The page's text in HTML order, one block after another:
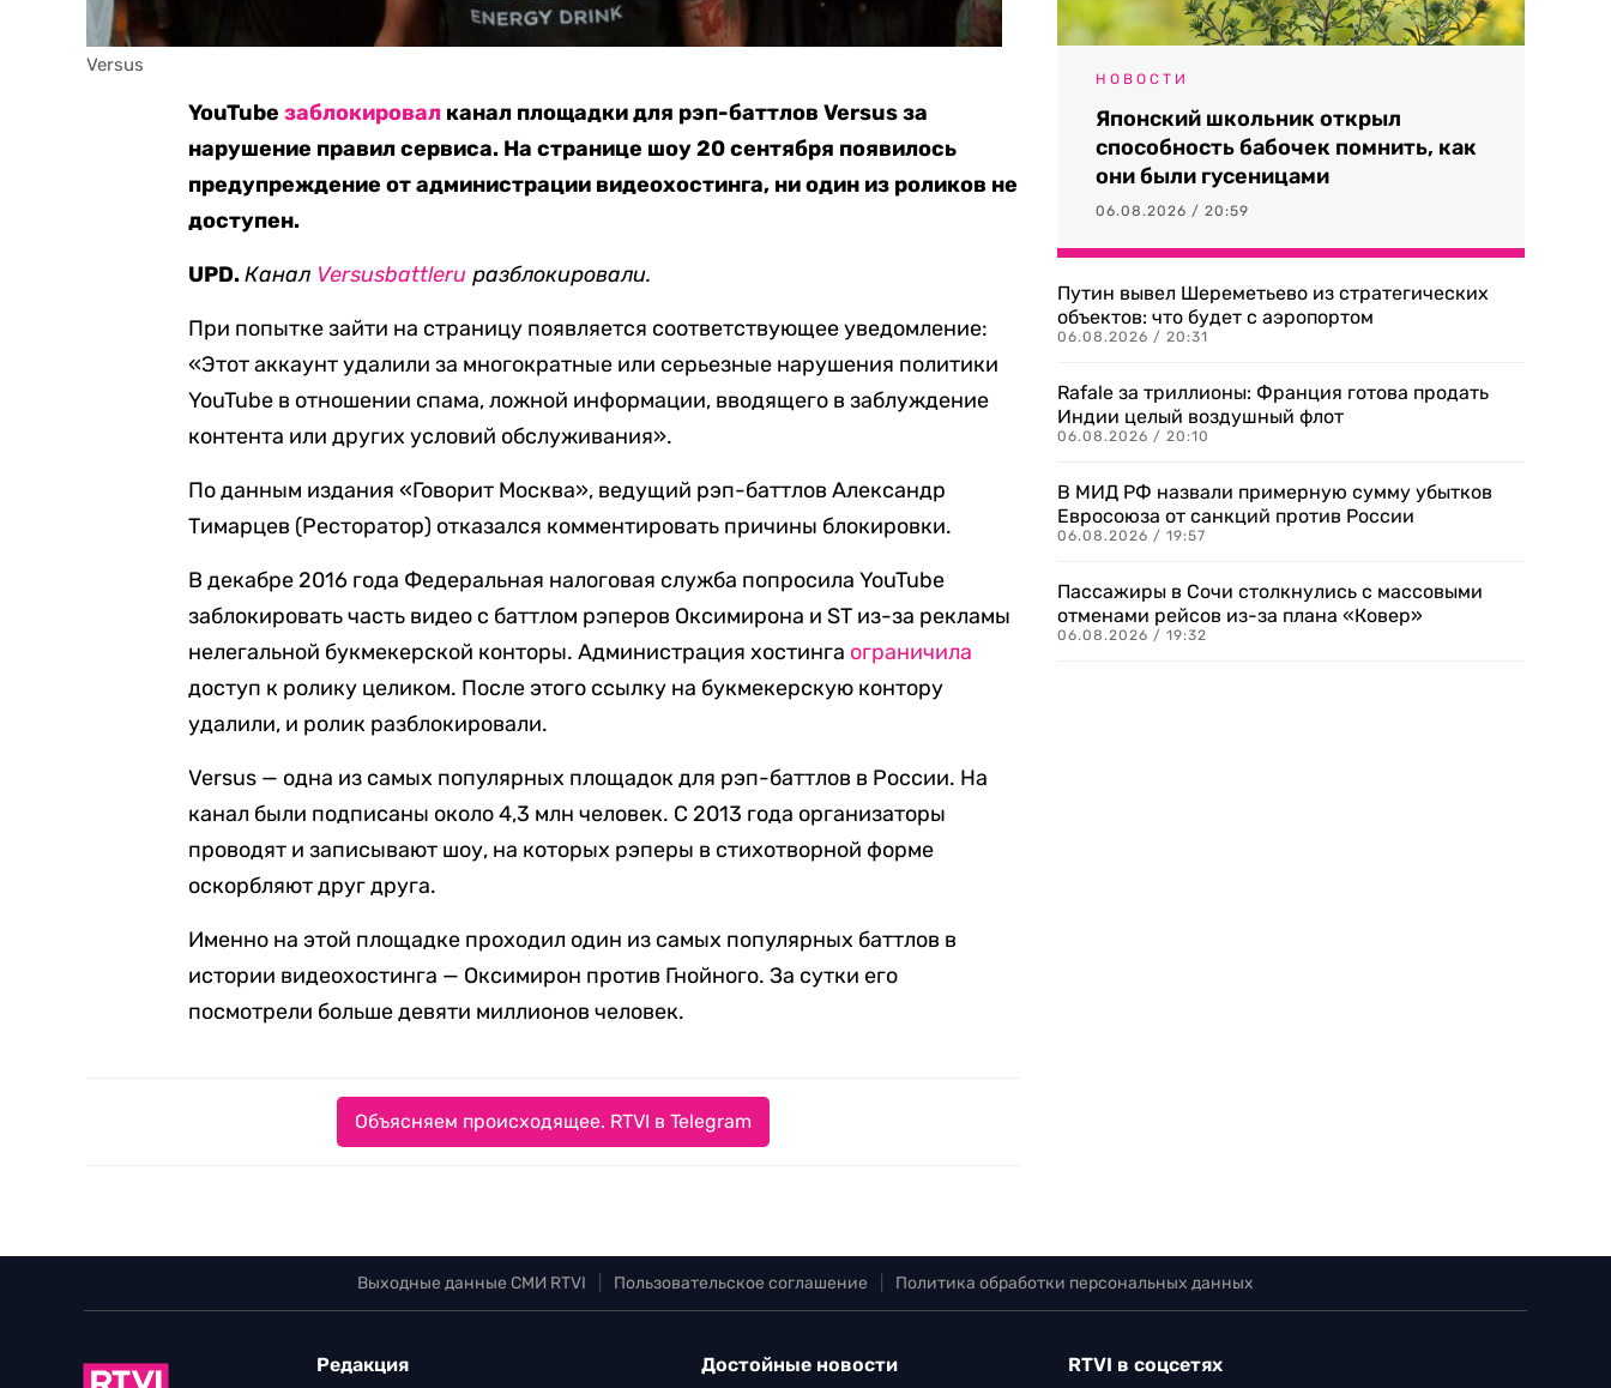
Versus
YouTubeзаблокировал канал площадки для рэп-баттлов Versus за
нарушение правил сервиса. На странице шоу 20 сентября появилось
предупреждение от администрации видеохостинга, ни один из роликов не
доступен.
UPD. Канал Versusbattleru разблокировали.
При попытке зайти на страницу появляется соответствующее уведомление:
«Этот аккаунт удалили за многократные или серьезные нарушения политики
YouTube в отношении спама, ложной информации, вводящего в заблуждение
контента или других условий обслуживания».
По данным издания «Говорит Москва», ведущий рэп-баттлов Александр
Тимарцев (Ресторатор) отказался комментировать причины блокировки.
В декабре 2016 года Федеральная налоговая служба попросила YouTube
заблокировать часть видео с баттлом рэперов Оксимирона и ST из-за рекламы
нелегальной букмекерской конторы. Администрация хостинга ограничила
доступ к ролику целиком. После этого ссылку на букмекерскую контору
удалили, и ролик разблокировали.
Versus — одна из самых популярных площадок для рэп-баттлов в России. На
канал были подписаны около 4,3 млн человек. С 2013 года организаторы
проводят и записывают шоу, на которых рэперы в стихотворной форме
оскорбляют друг друга.
Именно на этой площадке проходил один из самых популярных баттлов в
истории видеохостинга — Оксимирон против Гнойного. За сутки его
посмотрели больше девяти миллионов человек.
Объясняем происходящее. RTVI в Telegram
НОВОСТИ
Японский школьник открыл
способность бабочек помнить, как
они были гусеницами
06.08.2026 / 20:59
Путин вывел Шереметьево из стратегических
объектов: что будет с аэропортом
06.08.2026 / 20:31
Rafale за триллионы: Франция готова продать
Индии целый воздушный флот
06.08.2026 / 20:10
В МИД РФ назвали примерную сумму убытков
Евросоюза от санкций против России
06.08.2026 / 19:57
Пассажиры в Сочи столкнулись с массовыми
отменами рейсов из-за плана «Ковер»
06.08.2026 / 19:32
Выходные данные СМИ RTVI Пользовательское соглашение Политика обработки персональных данных
Редакция Достойные новости RTVI в соцсетях